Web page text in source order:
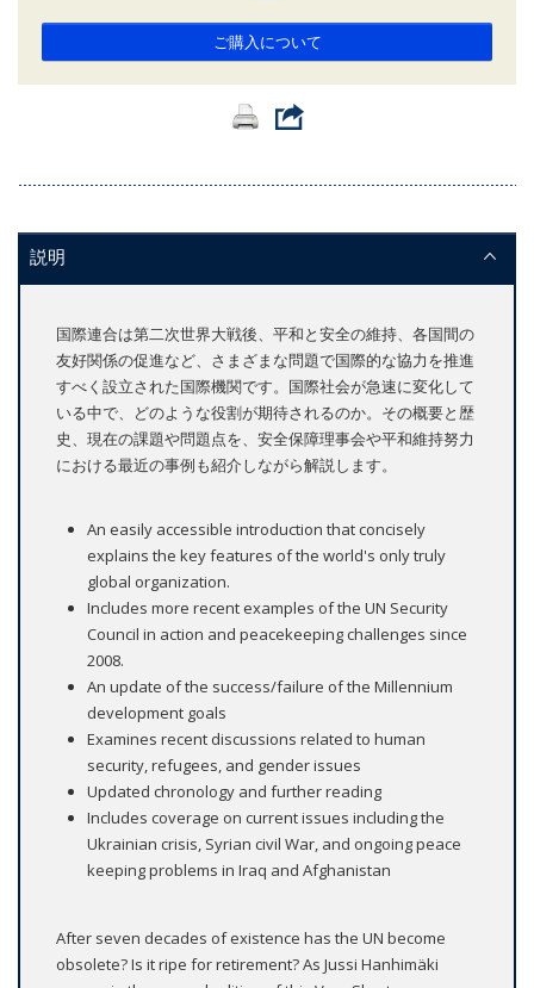
ご購入について
説明
国際連合は第二次世界大戦後、平和と安全の維持、各国間の
友好関係の促進など、さまざまな問題で国際的な協力を推進
すべく設立された国際機関です。国際社会が急速に変化して
いる中で、どのような役割が期待されるのか。その概要と歴
史、現在の課題や問題点を、安全保障理事会や平和維持努力
における最近の事例も紹介しながら解説します。
An easily accessible introduction that concisely
explains the key features of the world's only truly
global organization.
Includes more recent examples of the UN Security
Council in action and peacekeeping challenges since
2008.
An update of the success/failure of the Millennium
development goals
Examines recent discussions related to human
security, refugees, and gender issues
Updated chronology and further reading
Includes coverage on current issues including the
Ukrainian crisis, Syrian civil War, and ongoing peace
keeping problems in Iraq and Afghanistan
After seven decades of existence has the UN become
obsolete? Is it ripe for retirement? As Jussi Hanhimäki